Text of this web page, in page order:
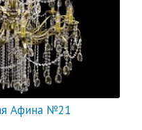
Афина №21